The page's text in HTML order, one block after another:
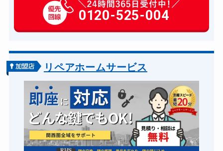
玄関カギ作成 14,300円～(税込)
玄関カギ交換 14,300円～(税込)
バイクカギ開け
バイクカギ作成 16,500円～(税込)
金庫カギ開け 14,300円～(税込)
金庫カギ修理 11,000円～(税込)
金庫カギ交換 11,000円～(税込)
0120-525-004
リペアホームサービス